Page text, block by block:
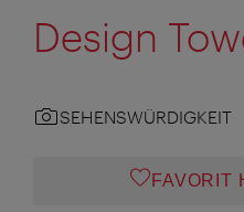
Design
SEHENSWÜRDIGKEIT
FAVORIT